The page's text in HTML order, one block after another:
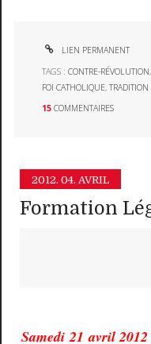
LIEN PERMANENT
TAGS :CONTRE-RÉVOLUTION,
FOI CATHOLIQUE,TRADITION
15 COMMENTAIRES
2012. 04. AVRIL
Formation
Samedi 21 avril 2012